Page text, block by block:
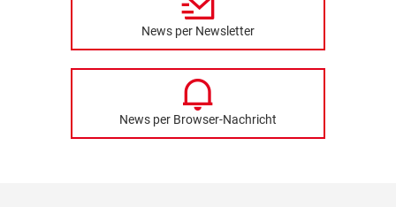
News per Newsletter
News per Browser-Nachricht